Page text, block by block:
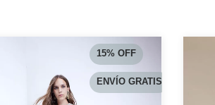
15% OFF
ENVÍO GRATIS